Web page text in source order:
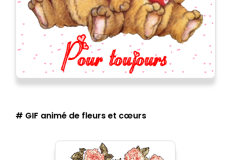
# GIF animé de fleurs et cœurs